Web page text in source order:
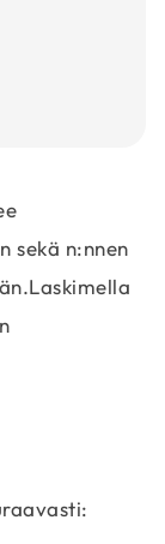
sekä n:nnen